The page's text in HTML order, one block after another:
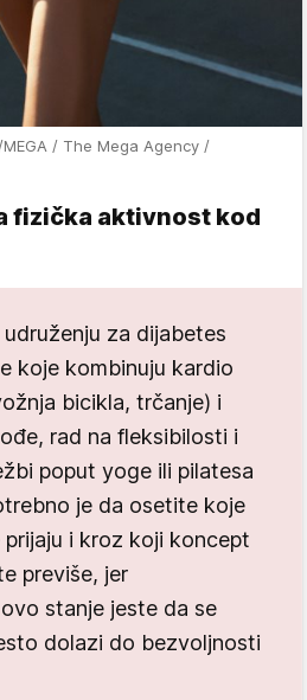
/ The Mega Agency /
fizička aktivnost kod
za dijabetes
koje kombinuju kardio
bicikla, trčanje) i
rad na fleksibilosti i
poput yoge ili pilatesa
je da osetite koje
i kroz koji koncept
previše, jer
stanje jeste da se
dolazi do bezvoljnosti